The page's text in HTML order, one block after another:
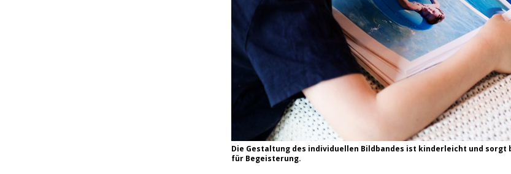
Die Gestaltung des individuellen Bildbandes ist kinderleicht und sorgt
für Begeisterung.